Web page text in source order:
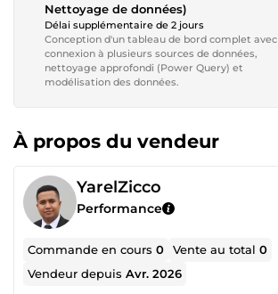
Nettoyage de données)
Délai supplémentaire de 2 jours
Conception d'un tableau de bord complet avec
connexion à plusieurs sources de données,
nettoyage approfondi (Power Query) et
modélisation des données.
À propos du vendeur
YarelZicco
Performance
Commande en cours0 Vente au total0
Vendeur depuisAvr. 2026